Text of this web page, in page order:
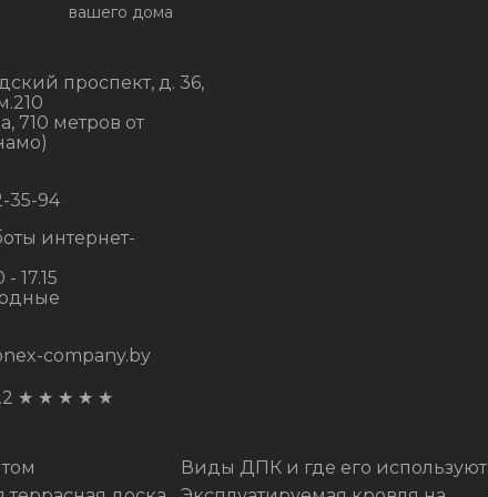
вашего дома
проспект, д. 36,
710 метров от
35-94
интернет-
17.15
company.by
★ ★ ★ ★ ★
Виды ДПК и где его используют